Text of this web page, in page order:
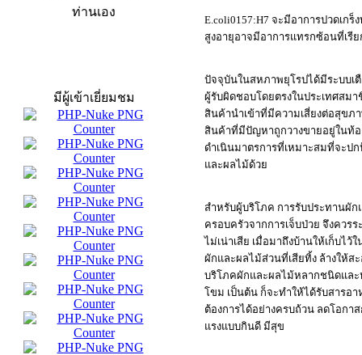
ท่านเอง
มีผู้เข้าเยี่ยมชม
E.coli0157:H7 จะมีอาการปวดเก
สูงอายุอาจมีอาการแทรกซ้อนที่เรีย
ปัจจุบันในสหภาพยุโรปได้มีระบบเ
ผู้รับผิดชอบโดยตรงในประเทศสม
สินค้านำเข้าที่มีความเสี่ยงต่อสุขภ
สินค้าที่มีปัญหาถูกวางขายอยู่ในท้อ
ดำเนินมาตรการที่เหมาะสมที่จะป
และผลไม้ด้วย
สำหรับผู้บริโภค การรับประทานผัก
ครอบครัวจากการเจ็บป่วย จึงควร
ไม่เน่าเสีย เมื่อมาถึงบ้านให้เก็บไ
ผักและผลไม้ส่วนที่เสียทิ้ง ล้างให้ส
บริโภคผักและผลไม้หลากชนิดและ
โขม เป็นต้น ก็จะทำให้ได้รับสารอ
ต้องการได้อย่างครบถ้วน ลดโอก
แรงแบบกินดี มีสุข